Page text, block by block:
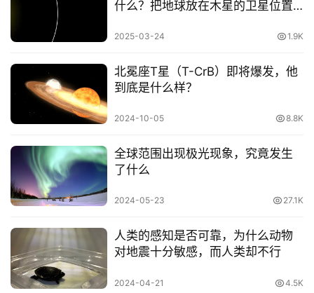
讨
小
网
站
建
议
什么？把地球放在木星的卫星位置
2025-03-24 1.9K
北冕座T星（T-CrB）即将爆发，他
到底是什么样？
2024-10-05 8.8K
全球范围出现极光现象，究竟发生
了什么
2024-05-23 27.1K
人类的感知是否可靠，为什么动物
对地震十分敏感，而人类却不行
2024-04-21 4.5K